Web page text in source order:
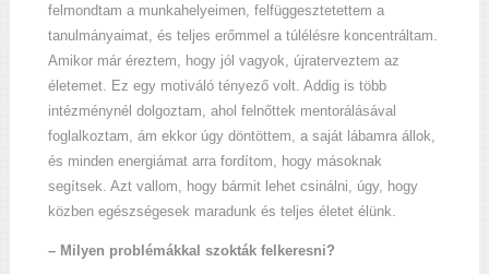
felmondtam a munkahelyeimen, felfüggesztetettem a
tanulmányaimat, és teljes erőmmel a túlélésre koncentráltam.
Amikor már éreztem, hogy jól vagyok, újraterveztem az
életemet. Ez egy motiváló tényező volt. Addig is több
intézménynél dolgoztam, ahol felnőttek mentorálásával
foglalkoztam, ám ekkor úgy döntöttem, a saját lábamra állok,
és minden energiámat arra fordítom, hogy másoknak
segítsek. Azt vallom, hogy bármit lehet csinálni, úgy, hogy
közben egészségesek maradunk és teljes életet élünk.
– Milyen problémákkal szokták felkeresni?